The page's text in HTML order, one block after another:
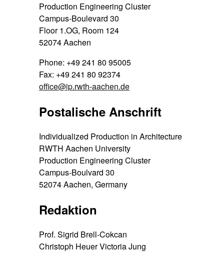
Production Engineering Cluster
Campus-Boulevard 30
Floor 1.OG, Room 124
52074 Aachen
Phone: +49 241 80 95005
Fax: +49 241 80 92374
office@ip.rwth-aachen.de
Postalische Anschrift
Individualized Production in Architecture
RWTH Aachen University
Production Engineering Cluster
Campus-Boulvard 30
52074 Aachen, Germany
Redaktion
Prof. Sigrid Brell-Cokcan
Christoph Heuer Victoria Jung